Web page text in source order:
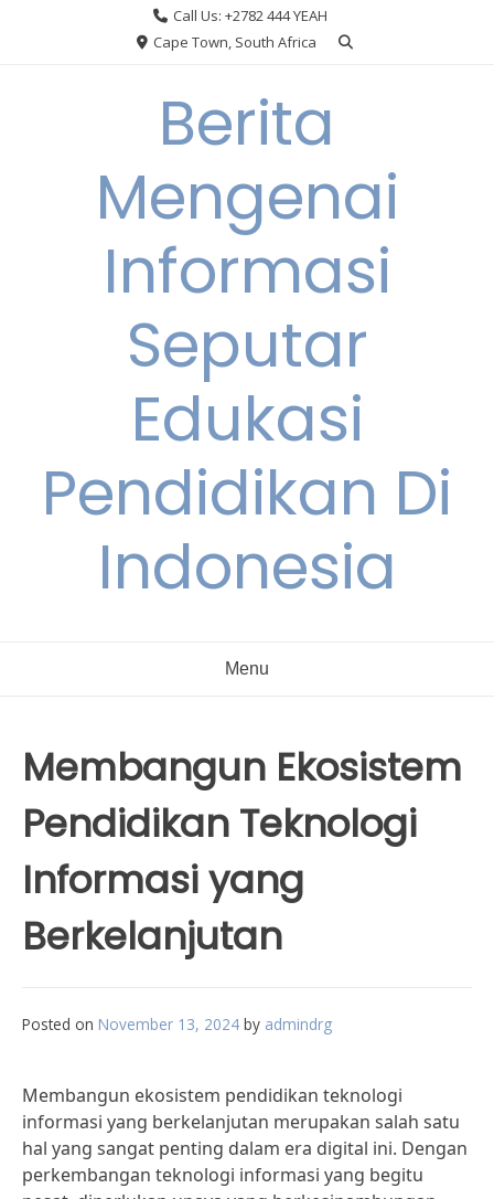
Call Us: +2782 444 YEAH
Cape Town, South Africa
Berita
Mengenai
Informasi
Seputar
Edukasi
Pendidikan Di
Indonesia
Menu
Membangun Ekosistem
Pendidikan Teknologi
Informasi yang
Berkelanjutan
Posted on November 13, 2024 by admindrg
Membangun ekosistem pendidikan teknologi
informasi yang berkelanjutan merupakan salah satu
hal yang sangat penting dalam era digital ini. Dengan
perkembangan teknologi informasi yang begitu